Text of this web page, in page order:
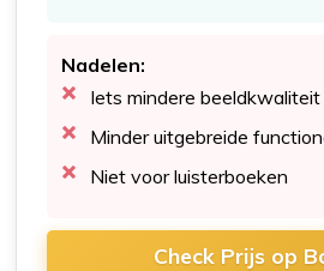
Nadelen:
Iets mindere beeldkwaliteit
Minder uitgebreide
Niet voor luisterboeken
Check Prijs op